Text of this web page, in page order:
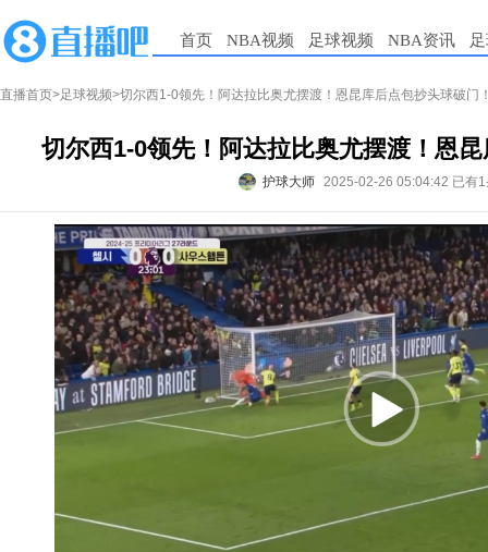
首页 NBA视频 足球视频 NBA资讯
直播首页>足球视频>切尔西1-0领先！阿达拉比奥尤摆渡！恩昆库后点包抄头球破门
切尔西1-0领先！阿达拉比奥尤摆渡！恩
护球大师 2025-02-26 05:04:42 已有